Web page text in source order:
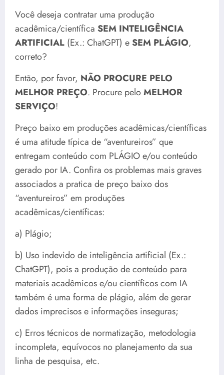
Você deseja contratar uma produção
acadêmica/científica SEM INTELIGÊNCIA
ARTIFICIAL (Ex.: ChatGPT) eSEM PLÁGIO,
correto?
Então, por favor, NÃO PROCURE PELO
MELHOR PREÇO. Procure peloMELHOR
SERVIÇO!
Preço baixo em produções acadêmicas/científicas
é uma atitude típica de “aventureiros” que
entregam conteúdo com PLÁGIO e/ou conteúdo
gerado por IA. Confira os problemas mais graves
associados a pratica de preço baixo dos
“aventureiros” em produções
acadêmicas/científicas:
a) Plágio;
b) Uso indevido de inteligência artificial (Ex.:
ChatGPT), pois a produção de conteúdo para
materiais acadêmicos e/ou científicos com IA
também é uma forma de plágio, além de gerar
dados imprecisos e informações inseguras;
c) Erros técnicos de normatização, metodologia
incompleta, equívocos no planejamento da sua
linha de pesquisa, etc.